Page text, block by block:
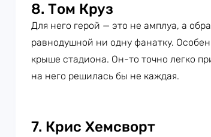
8. Том Круз
Для него герой — это не амплуа, а
равнодушной ни одну фанатку.
крыше стадиона. Он-то точно легко
на него решилась бы не каждая.
7. Крис Хемсворт